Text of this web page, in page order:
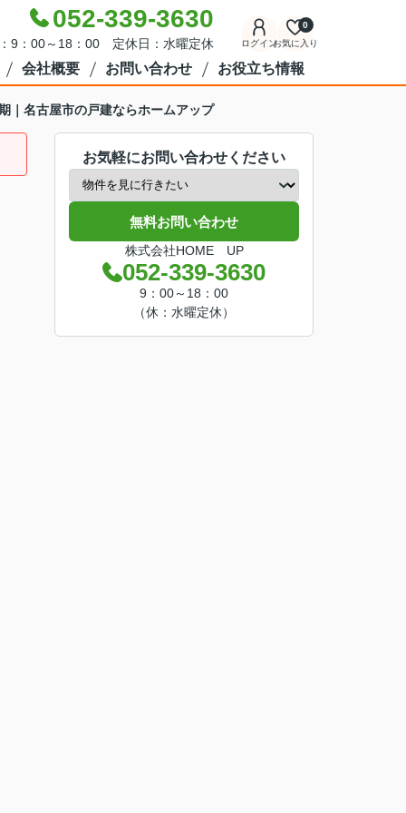
052-339-3630
9：00～18：00 定休日：水曜定休 ログインお気に入り
0
会社概要 お問い合わせ お役立ち情報
｜名古屋市の戸建ならホームアップ
お気軽にお問い合わせください
無料お問い合わせ
株式会社HOME UP
052-339-3630
9：00～18：00
（休：水曜定休）